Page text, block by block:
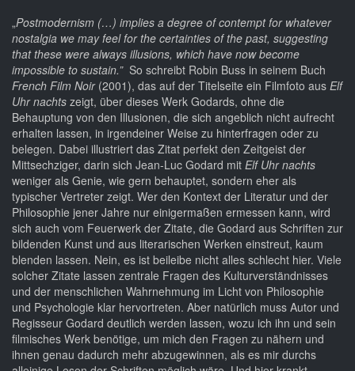
„Postmodernism (…) implies a degree of contempt for whatever
nostalgia we may feel for the certainties of the past, suggesting
that these were always illusions, which have now become
impossible to sustain.”So schreibt Robin Buss in seinem Buch
French Film Noir(2001), das auf der Titelseite ein Filmfoto aus Elf
Uhr nachts zeigt, über dieses Werk Godards, ohne die
Behauptung von den Illusionen, die sich angeblich nicht aufrecht
erhalten lassen, in irgendeiner Weise zu hinterfragen oder zu
belegen. Dabei illustriert das Zitat perfekt den Zeitgeist der
Mittsechziger, darin sich Jean-Luc Godard mit Elf Uhr nachts
weniger als Genie, wie gern behauptet, sondern eher als
typischer Vertreter zeigt. Wer den Kontext der Literatur und der
Philosophie jener Jahre nur einigermaßen ermessen kann, wird
sich auch vom Feuerwerk der Zitate, die Godard aus Schriften zur
bildenden Kunst und aus literarischen Werken einstreut, kaum
blenden lassen. Nein, es ist beileibe nicht alles schlecht hier. Viele
solcher Zitate lassen zentrale Fragen des Kulturverständnisses
und der menschlichen Wahrnehmung im Licht von Philosophie
und Psychologie klar hervortreten. Aber natürlich muss Autor und
Regisseur Godard deutlich werden lassen, wozu ich ihn und sein
filmisches Werk benötige, um mich den Fragen zu nähern und
ihnen genau dadurch mehr abzugewinnen, als es mir durchs